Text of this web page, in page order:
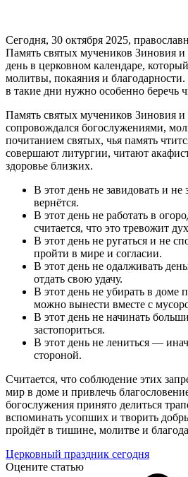
Сегодня, 30 октября 2025,
Память святых мучеников Зиновия
день в церковном календаре,
молитвы, покаяния и благодарности.
в такие дни нужно особенно беречь
Память святых мучеников Зиновия и
сопровождался богослужениями,
почитанием святых, чья память
совершают литургии, читают
здоровье близких.
В этот день не завидовать и
вернётся.
В этот день не работать в
считается, что это тревожит
В этот день не ругаться и не
пройти в мире и согласии.
В этот день не одалживать
отдать свою удачу.
В этот день не убирать в доме
можно вынести вместе с
В этот день не начинать
застопориться.
В этот день не лениться —
стороной.
Считается, что соблюдение этих
мир в доме и привлечь
богослужения принято делиться
вспоминать усопших и творить
пройдёт в тишине, молитве и
Церковный праздник сегодня
Оцените статью